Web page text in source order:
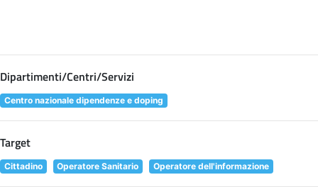
Dipartimenti/Centri/Servizi
Centro nazionale dipendenze e doping
Target
Cittadino Operatore Sanitario Operatore dell'informazione